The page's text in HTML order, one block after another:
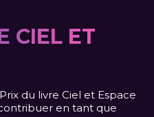
CIEL ET
du livre Ciel et Espace
en tant que